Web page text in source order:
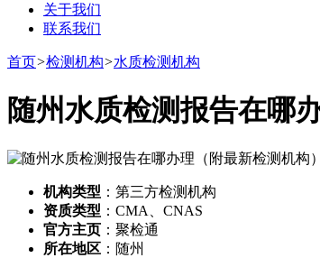
关于我们
联系我们
首页>检测机构>水质检测机构
随州水质检测报告在哪
机构类型 ：第三方检测机构
资质类型 ：CMA、CNAS
官方主页 ：聚检通
所在地区 ：随州